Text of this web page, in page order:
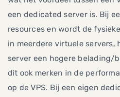
een dedicated server is. Bij
resources en wordt de
in meerdere virtuele servers,
server een hogere belading/
dit ook merken in de
op de VPS. Bij een eigen